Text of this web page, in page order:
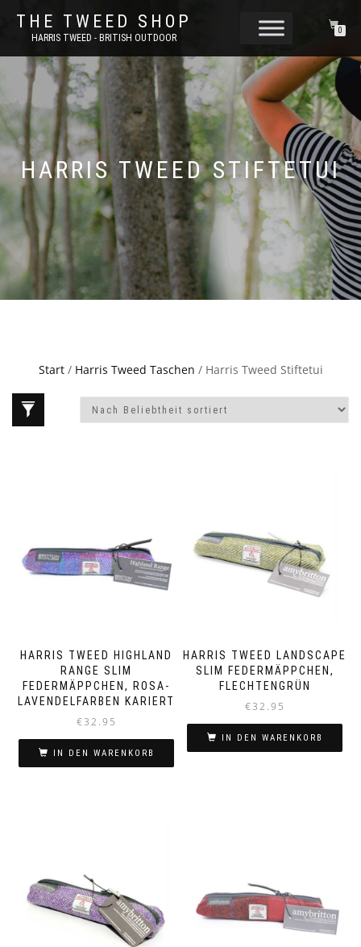
THE TWEED SHOP
HARRIS TWEED - BRITISH OUTDOOR
0
HARRIS TWEED STIFTETUI
Start/ Harris Tweed Taschen / Harris Tweed Stiftetui
HARRIS TWEED HIGHLAND
RANGE SLIM
FEDERMÄPPCHEN, ROSA-
LAVENDELFARBEN KARIERT
€32.95
IN DEN WARENKORB
HARRIS TWEED LANDSCAPE
SLIM FEDERMÄPPCHEN,
FLECHTENGRÜN
€32.95
IN DEN WARENKORB